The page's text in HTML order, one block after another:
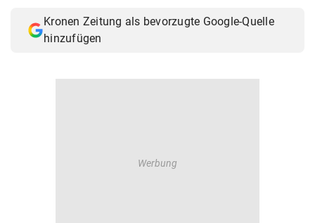
Kronen Zeitung als bevorzugte Google-Quelle
hinzufügen